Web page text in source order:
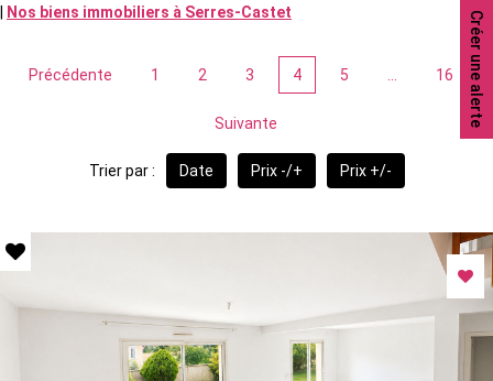
Nos biens immobiliers à Serres-Castet Créer une alerte
Précédente 1 2 3 4 5 16
Suivante
Trier par : Date Prix -/+ Prix +/-